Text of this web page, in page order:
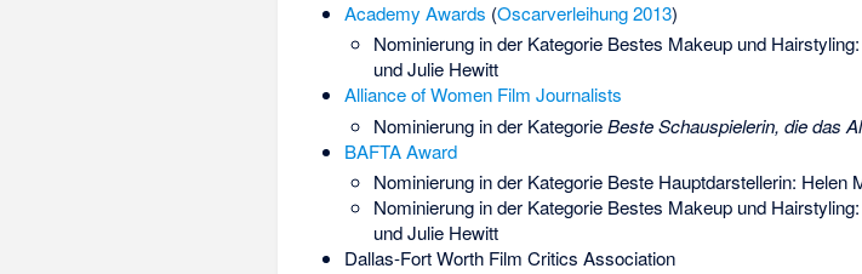
Academy Awards (Oscarverleihung 2013)
Nominierung in der Kategorie Bestes Makeup und
und Julie Hewitt
Alliance of Women Film Journalists
Nominierung in der KategorieBeste Schauspielerin, die das
BAFTA Award
Nominierung in der Kategorie Beste Hauptdarstellerin: Helen
Nominierung in der Kategorie Bestes Makeup und
und Julie Hewitt
Dallas-Fort Worth Film Critics Association